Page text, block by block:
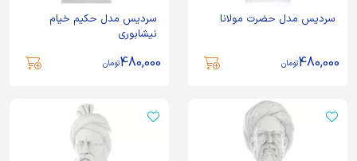
سردیس مدل حضرت مولانا
480,000تومان
سردیس مدل حکیم خیام
نیشابوری
480,000تومان